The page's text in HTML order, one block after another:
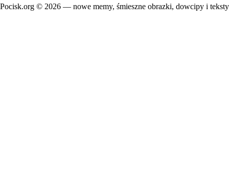
Pocisk.org © 2026 — nowe memy, śmieszne obrazki, dowcipy i teksty